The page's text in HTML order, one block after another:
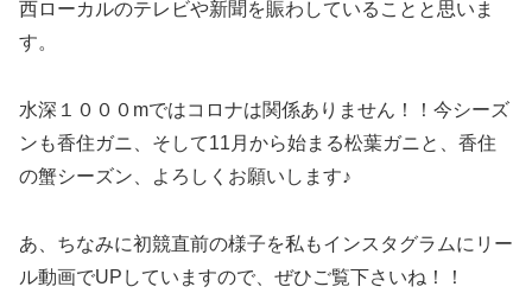
西ローカルのテレビや新聞を賑わしていることと思いま
す。
水深１０００mではコロナは関係ありません！！今シーズ
ンも香住ガニ、そして11月から始まる松葉ガニと、香住
の蟹シーズン、よろしくお願いします♪
あ、ちなみに初競直前の様子を私もインスタグラムにリー
ル動画でUPしていますので、ぜひご覧下さいね！！